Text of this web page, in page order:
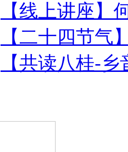
【线上讲座】
【二十四节气
【共读八桂-